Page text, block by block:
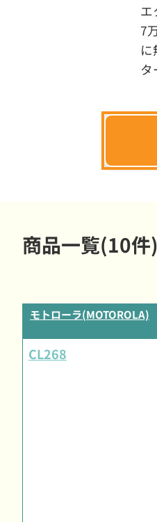
エ
7
タ
商品一覧(10件)
モトローラ(MOTOROLA)
CL268